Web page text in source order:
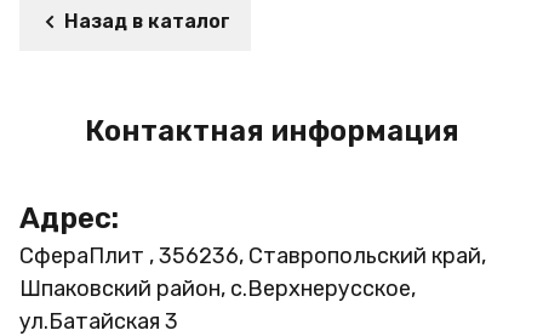
Назад в каталог
Контактная информация
Адрес:
СфераПлит , 356236, Ставропольский край,
Шпаковский район, с.Верхнерусское,
ул.Батайская 3